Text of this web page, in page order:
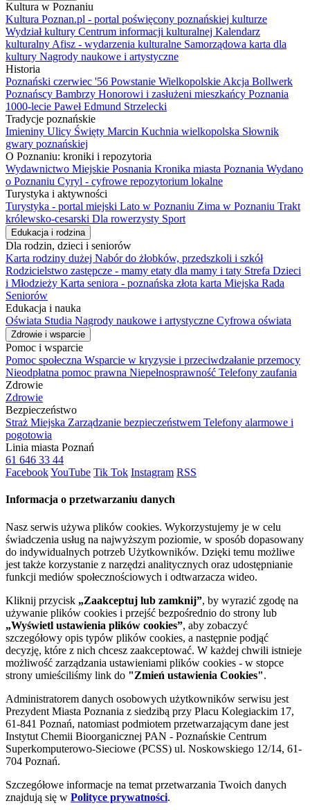
Kultura w Poznaniu
Kultura Poznan.pl - portal poświęcony poznańskiej kulturze
Wydział kultury Centrum informacji kulturalnej Kalendarz
kulturalny Afisz - wydarzenia kulturalne Samorządowa karta dla
kultury Nagrody naukowe i artystyczne
Historia
Poznański czerwiec '56 Powstanie Wielkopolskie Akcja Bollwerk
Poznańscy Bambrzy Honorowi i zasłużeni mieszkańcy Poznania
1000-lecie Paweł Edmund Strzelecki
Tradycje poznańskie
Imieniny Ulicy Święty Marcin Kuchnia wielkopolska Słownik
gwary poznańskiej
O Poznaniu: kroniki i repozytoria
Wydawnictwo Miejskie Posnania Kronika miasta Poznania Wydano
o Poznaniu Cyryl - cyfrowe repozytorium lokalne
Turystyka i aktywności
Turystyka - portal miejski Lato w Poznaniu Zima w Poznaniu Trakt
królewsko-cesarski Dla rowerzysty Sport
Edukacja i rodzina
Dla rodzin, dzieci i seniorów
Karta rodziny dużej Nabór do żłobków, przedszkoli i szkół
Rodzicielstwo zastępcze - mamy etaty dla mamy i taty Strefa Dzieci
i Młodzieży Karta seniora - poznańska złota karta Miejska Rada
Seniorów
Edukacja i nauka
Oświata Studia Nagrody naukowe i artystyczne Cyfrowa oświata
Zdrowie i wsparcie
Pomoc i wsparcie
Pomoc społeczna Wsparcie w kryzysie i przeciwdzałanie przemocy
Nieodpłatna pomoc prawna Niepełnosprawność Telefony zaufania
Zdrowie
Zdrowie
Bezpieczeństwo
Straż Miejska Zarządzanie bezpieczeństwem Telefony alarmowe i
pogotowia
Linia miasta Poznań
61 646 33 44
FacebookYouTube Tik Tok Instagram RSS
Informacja o przetwarzaniu danych
Nasz serwis używa plików cookies. Wykorzystujemy je w celu
świadczenia usług na najwyższym poziomie, w sposób dopasowany
do indywidualnych potrzeb Użytkowników. Dzięki temu możliwe
jest także korzystanie z narzędzi analitycznych oraz udostępnianie
funkcji mediów społecznościowych i odtwarzacza wideo.
Kliknij przycisk „Zaakceptuj lub zamknij”, by wyrazić zgodę na
używanie plików cookies i przejść bezpośrednio do strony lub
„Wyświetl ustawienia plików cookies”, aby zobaczyć
szczegółowy opis typów plików cookies, a następnie podjąć
decyzję, które z nich chcesz zaakceptować. W każdej chwili istnieje
możliwość zarządzania ustawieniami plików cookies - w stopce
strony umieściliśmy link do "Zmień ustawienia Cookies".
Administratorem danych osobowych użytkowników serwisu jest
Prezydent Miasta Poznania z siedzibą przy Placu Kolegiackim 17,
61-841 Poznań, natomiast podmiotem przetwarzającym dane jest
Instytut Chemii Bioorganicznej PAN - Poznańskie Centrum
Superkomputerowo-Sieciowe (PCSS) ul. Noskowskiego 12/14, 61-
704 Poznań.
Szczegółowe informacje na temat przetwarzania Twoich danych
znajdują się w Polityce prywatności.